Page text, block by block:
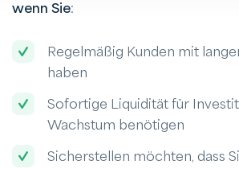
wenn Sie:
Regelmäßig Kunden mit
haben
Sofortige Liquidität für
Wachstum benötigen
Sicherstellen möchten, dass